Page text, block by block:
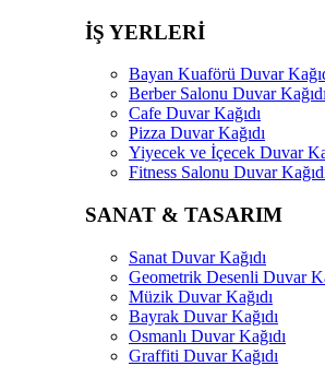
İŞ YERLERİ
Bayan Kuaförü Duvar
Berber Salonu Duvar Kağıdı
Cafe Duvar Kağıdı
Pizza Duvar Kağıdı
Yiyecek ve İçecek Duvar
Fitness Salonu Duvar
SANAT & TASARIM
Sanat Duvar Kağıdı
Geometrik Desenli Duvar
Müzik Duvar Kağıdı
Bayrak Duvar Kağıdı
Osmanlı Duvar Kağıdı
Graffiti Duvar Kağıdı